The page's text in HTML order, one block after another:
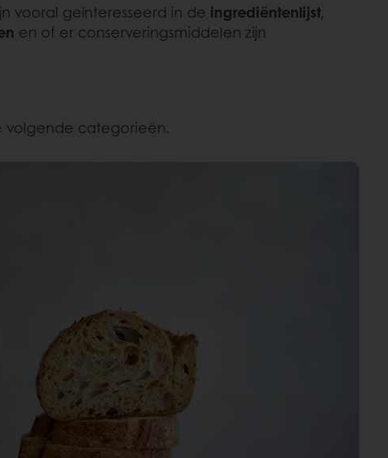
vooral geïnteresseerd in de ingrediëntenlijst,
en of er conserveringsmiddelen zijn
volgende categorieën.